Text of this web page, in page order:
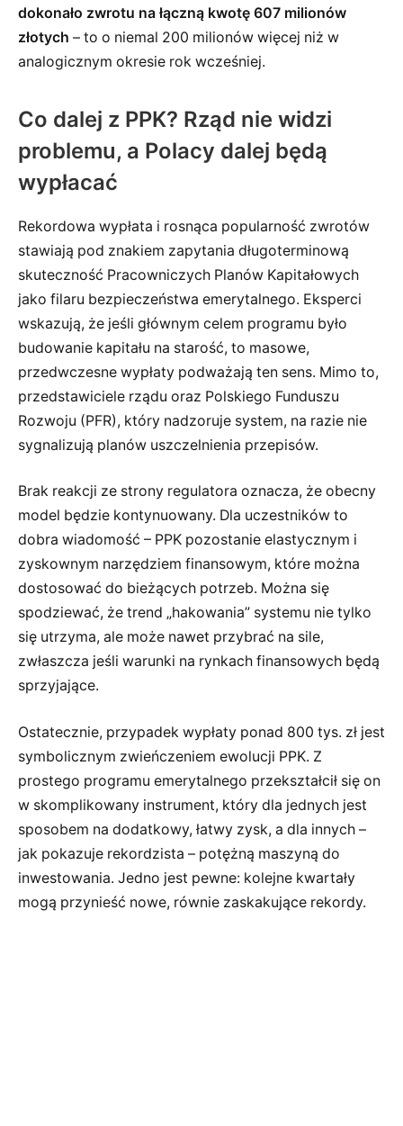
dokonało zwrotu na łączną kwotę 607 milionów
złotych – to o niemal 200 milionów więcej niż w
analogicznym okresie rok wcześniej.
Co dalej z PPK? Rząd nie widzi
problemu, a Polacy dalej będą
wypłacać
Rekordowa wypłata i rosnąca popularność zwrotów
stawiają pod znakiem zapytania długoterminową
skuteczność Pracowniczych Planów Kapitałowych
jako filaru bezpieczeństwa emerytalnego. Eksperci
wskazują, że jeśli głównym celem programu było
budowanie kapitału na starość, to masowe,
przedwczesne wypłaty podważają ten sens. Mimo to,
przedstawiciele rządu oraz Polskiego Funduszu
Rozwoju (PFR), który nadzoruje system, na razie nie
sygnalizują planów uszczelnienia przepisów.
Brak reakcji ze strony regulatora oznacza, że obecny
model będzie kontynuowany. Dla uczestników to
dobra wiadomość – PPK pozostanie elastycznym i
zyskownym narzędziem finansowym, które można
dostosować do bieżących potrzeb. Można się
spodziewać, że trend „hakowania” systemu nie tylko
się utrzyma, ale może nawet przybrać na sile,
zwłaszcza jeśli warunki na rynkach finansowych będą
sprzyjające.
Ostatecznie, przypadek wypłaty ponad 800 tys. zł jest
symbolicznym zwieńczeniem ewolucji PPK. Z
prostego programu emerytalnego przekształcił się on
w skomplikowany instrument, który dla jednych jest
sposobem na dodatkowy, łatwy zysk, a dla innych –
jak pokazuje rekordzista – potężną maszyną do
inwestowania. Jedno jest pewne: kolejne kwartały
mogą przynieść nowe, równie zaskakujące rekordy.